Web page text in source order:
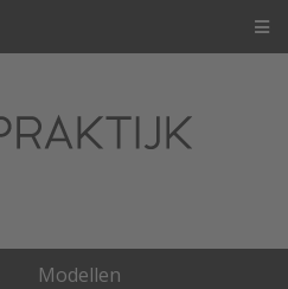
Modellen